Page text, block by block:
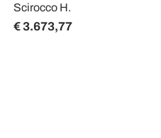
Scirocco H.
€ 3.673,77